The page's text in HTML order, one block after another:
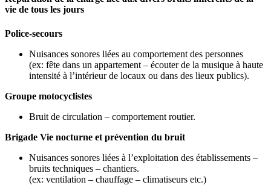
vie de tous les jours
Police-secours
Nuisances sonores liées au comportement des personnes
(ex: fête dans un appartement – écouter de la musique à haute
intensité à l’intérieur de locaux ou dans des lieux publics).
Groupe motocyclistes
Bruit de circulation – comportement routier.
Brigade Vie nocturne et prévention du bruit
Nuisances sonores liées à l’exploitation des établissements –
bruits techniques – chantiers.
(ex: ventilation – chauffage – climatiseurs etc.)